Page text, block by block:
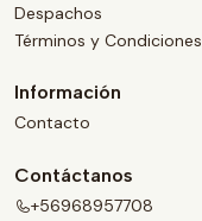
Despachos
Términos y Condiciones
Información
Contacto
Contáctanos
+56968957708